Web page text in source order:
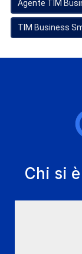
Agente TIM
TIM Business
Chi si